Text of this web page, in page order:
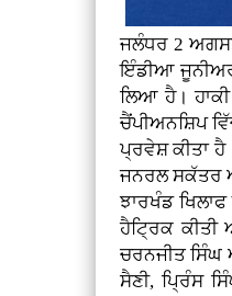
ਜਲੰਧਰ 2
ਇੰਡੀਆ ਜੂਨੀਅਰ
ਲਿਆ ਹੈ।
ਚੈਂਪੀਅਨਸ਼ਿਪ
ਪ੍ਰਵੇਸ਼ ਕੀਤਾ
ਜਨਰਲ ਸਕੱਤਰ
ਝਾਰਖੰਡ
ਹੈਟ੍ਰਿਕ
ਚਰਨਜੀਤ ਸਿੰਘ
ਸੈਣੀ, ਪ੍ਰਿੰਸ